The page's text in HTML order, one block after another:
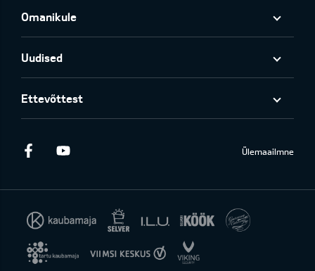
Omanikule
Uudised
Ettevõttest
Facebook Ülemaailmne